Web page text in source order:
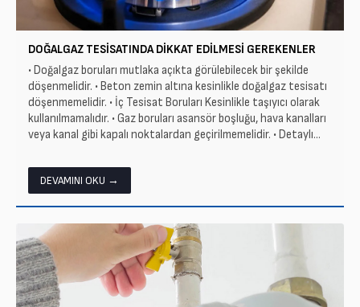
DOĞALGAZ TESISATINDA DIKKAT EDILMESI GEREKENLER
• Doğalgaz boruları mutlaka açıkta görülebilecek bir şekilde
döşenmelidir. • Beton zemin altına kesinlikle doğalgaz tesisatı
döşenmemelidir. • İç Tesisat Boruları Kesinlikle taşıyıcı olarak
kullanılmamalıdır. • Gaz boruları asansör boşluğu, hava kanalları
veya kanal gibi kapalı noktalardan geçirilmemelidir. • Detaylı...
DEVAMINI OKU →